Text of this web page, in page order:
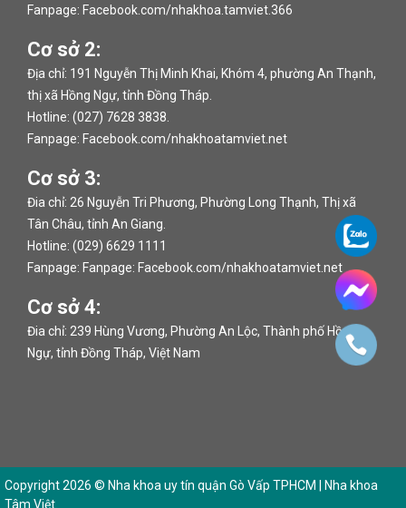
Fanpage: Facebook.com/nhakhoa.tamviet.366
Cơ sở 2:
Địa chỉ: 191 Nguyễn Thị Minh Khai, Khóm 4, phường An Thạnh,
thị xã Hồng Ngự, tỉnh Đồng Tháp.
Hotline: (027) 7628 3838.
Fanpage: Facebook.com/nhakhoatamviet.net
Cơ sở 3:
Đia chỉ: 26 Nguyễn Tri Phương, Phường Long Thạnh, Thị xã
Tân Châu, tỉnh An Giang.
Hotline: (029) 6629 1111
Fanpage: Fanpage: Facebook.com/nhakhoatamviet.net
Cơ sở 4:
Đia chỉ: 239 Hùng Vương, Phường An Lộc, Thành phố Hồng
Ngự, tỉnh Đồng Tháp, Việt Nam
Copyright 2026 © Nha khoa uy tín quận Gò Vấp TPHCM | Nha khoa
Tâm Việt